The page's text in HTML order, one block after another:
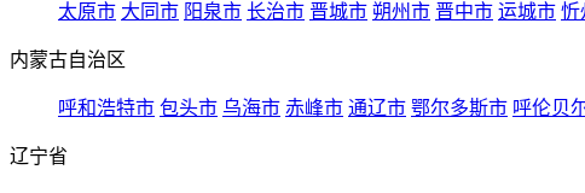
太原市 大同市 阳泉市 长治市 晋城市 朔州市 晋中市 运城市 忻
内蒙古自治区
呼和浩特市 包头市 乌海市 赤峰市 通辽市 鄂尔多斯市 呼伦贝
辽宁省